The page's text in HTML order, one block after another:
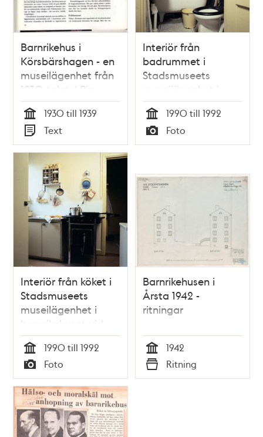
Barnrikehus i
Körsbärshagen - en
museilägenhet från
1930-talet / Pia
Maria Hallberg
Tid
1930 till 1939
Typ
Text
Interiör från
badrummet i
Stadsmuseets
museilägenhet i
barnrikehuset vid
Stickelbärsvägen 7.
Tid
1990 till 1992
Typ
Foto
Interiör från köket i
Stadsmuseets
museilägenhet i
barnrikehuset vid
Stickelbärsvägen 7.
Tid
1990 till 1992
Typ
Foto
Barnrikehusen i
Årsta 1942 -
ritningar
Tid
1942
Typ
Ritning